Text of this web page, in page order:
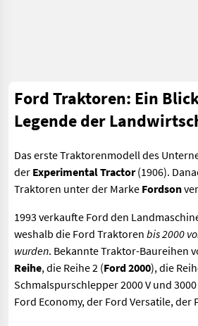
Ford Traktoren: Ein
Legende der
Das erste Traktorenmodell des
der Experimental Tractor(1906).
Traktoren unter der Marke Fordson
1993 verkaufte Ford den
weshalb die Ford Traktoren bis 2000
wurden. Bekannte Traktor-Baureihen
Reihe, die Reihe 2 (Ford 2000), die
Schmalspurschlepper 2000 V und
Ford Economy, der Ford Versatile, der